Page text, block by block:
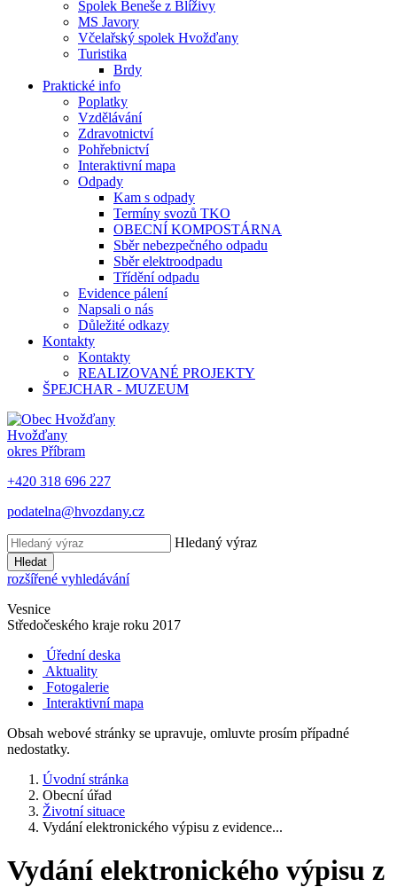
Spolek Beneše z Blíživy
MS Javory
Včelařský spolek Hvožďany
Turistika
Brdy
Praktické info
Poplatky
Vzdělávání
Zdravotnictví
Pohřebnictví
Interaktivní mapa
Odpady
Kam s odpady
Termíny svozů TKO
OBECNÍ KOMPOSTÁRNA
Sběr nebezpečného odpadu
Sběr elektroodpadu
Třídění odpadu
Evidence pálení
Napsali o nás
Důležité odkazy
Kontakty
Kontakty
REALIZOVANÉ PROJEKTY
ŠPEJCHAR - MUZEUM
Hvožďany
okres Příbram
+420 318 696 227
podatelna@hvozdany.cz
Hledaný výraz
Hledat
rozšířené vyhledávání
Vesnice
Středočeského kraje roku 2017
Úřední deska
Aktuality
Fotogalerie
Interaktivní mapa
Obsah webové stránky se upravuje, omluvte prosím případné
nedostatky.
Úvodní stránka
Obecní úřad
Životní situace
Vydání elektronického výpisu z evidence...
Vydání elektronického výpisu z